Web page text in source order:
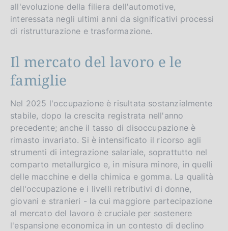
all'evoluzione della filiera dell'automotive,
interessata negli ultimi anni da significativi processi
di ristrutturazione e trasformazione.
Il mercato del lavoro e le
famiglie
Nel 2025 l'occupazione è risultata sostanzialmente
stabile, dopo la crescita registrata nell'anno
precedente; anche il tasso di disoccupazione è
rimasto invariato. Si è intensificato il ricorso agli
strumenti di integrazione salariale, soprattutto nel
comparto metallurgico e, in misura minore, in quelli
delle macchine e della chimica e gomma. La qualità
dell'occupazione e i livelli retributivi di donne,
giovani e stranieri - la cui maggiore partecipazione
al mercato del lavoro è cruciale per sostenere
l'espansione economica in un contesto di declino